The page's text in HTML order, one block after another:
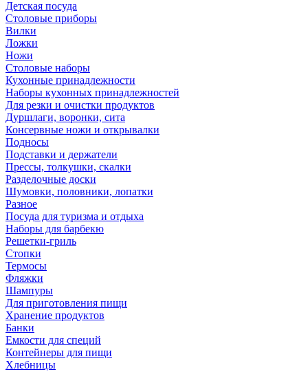
Детская посуда
Столовые приборы
Вилки
Ложки
Ножи
Столовые наборы
Кухонные принадлежности
Наборы кухонных принадлежностей
Для резки и очистки продуктов
Дуршлаги, воронки, сита
Консервные ножи и открывалки
Подносы
Подставки и держатели
Прессы, толкушки, скалки
Разделочные доски
Шумовки, половники, лопатки
Разное
Посуда для туризма и отдыха
Наборы для барбекю
Решетки-гриль
Стопки
Термосы
Фляжки
Шампуры
Для приготовления пищи
Хранение продуктов
Банки
Емкости для специй
Контейнеры для пищи
Хлебницы